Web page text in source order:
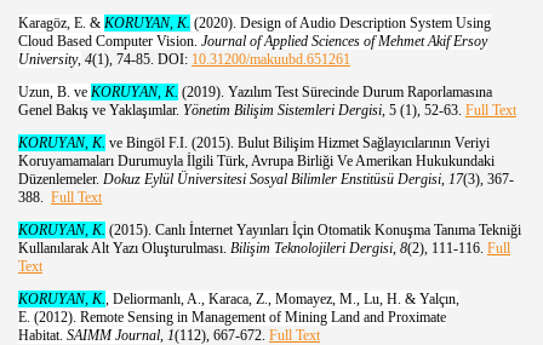
Karagöz, E. & KORUYAN, K. (2020). Design of Audio Description System Using
Cloud Based Computer Vision. Journal of Applied Sciences of Mehmet Akif Ersoy
University, 4(1), 74-85. DOI: 10.31200/makuubd.651261
Uzun, B. ve KORUYAN, K. (2019). Yazılım Test Sürecinde Durum Raporlamasına
Genel Bakış ve Yaklaşımlar. Yönetim Bilişim Sistemleri Dergisi, 5 (1), 52-63. Full Text
KORUYAN, K. ve Bingöl F.I. (2015). Bulut Bilişim Hizmet Sağlayıcılarının Veriyi
Koruyamamaları Durumuyla İlgili Türk, Avrupa Birliği Ve Amerikan Hukukundaki
Düzenlemeler. Dokuz Eylül Üniversitesi Sosyal Bilimler Enstitüsü Dergisi, 17(3), 367-
388. Full Text
KORUYAN, K. (2015). Canlı İnternet Yayınları İçin Otomatik Konuşma Tanıma Tekniği
Kullanılarak Alt Yazı Oluşturulması. Bilişim Teknolojileri Dergisi, 8(2), 111-116. Full
Text
KORUYAN, K. , Deliormanlı, A., Karaca, Z., Momayez, M., Lu, H. & Yalçın,
E. (2012). Remote Sensing in Management of Mining Land and Proximate
Habitat. SAIMM Journal, 1(112), 667-672. Full Text